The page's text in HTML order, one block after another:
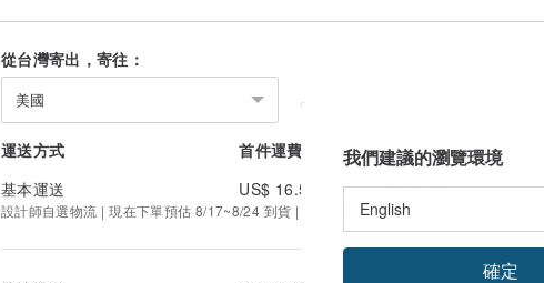
從台灣寄出，寄往：
美國
運送方式 首件運費
續件加收
基本運送
US$ 16.50 US$ 0.00
設計師自選物流 | 現在下單預估 8/17~8/24 到貨 | 提供追蹤
我們建議的瀏覽環境
確定